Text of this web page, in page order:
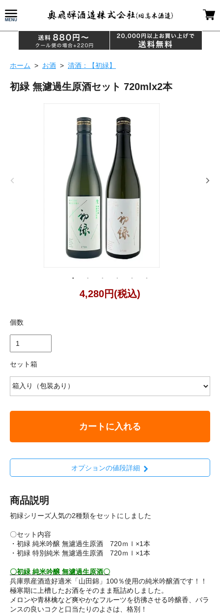
ホーム > お酒 > 清酒：【初緑】
初緑 無濾過生原酒セット 720mlx2本
4,280円(税込)
個数
セット箱
カートに入れる
オプションの値段詳細
商品説明
初緑シリーズ人気の2種類をセットにしました
〇セット内容
・初緑 純米吟醸 無濾過生原酒 720ｍｌ×1本
・初緑 特別純米 無濾過生原酒 720ｍｌ×1本
〇初緑 純米吟醸 無濾過生原酒〇
兵庫県産酒造好適米「山田錦」100％使用の純米吟醸酒です！！
極寒期に上槽したお酒をそのまま瓶詰めしました。
メロンや青林檎など爽やかなフルーツを彷彿させる吟醸香、バラ
ンスの良いコクと口当たりのよさは、格別！